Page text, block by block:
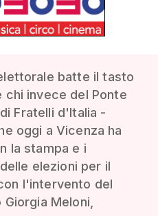
batte il tasto
chi invece del Ponte
Fratelli d'Italia -
oggi a Vicenza ha
la stampa e i
elezioni per il
l'intervento del
Meloni,